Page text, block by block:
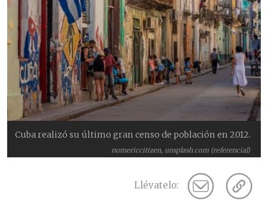
numericcitizen, unsplash.com (referencial)
Cuba realizó su último gran censo de población en 2012.
Llévatelo: